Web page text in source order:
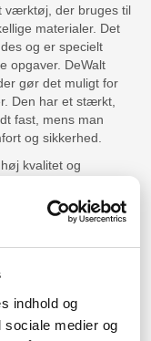
indhold og
sociale medier og
værktøj, der bruges til
materialer. Det
og er specielt
opgaver. DeWalt
gør det muligt for
Den har et stærkt,
fast, mens man
og sikkerhed.
kvalitet og
og stål. Det er også
Det betyder,
omfatter et
Derudover har